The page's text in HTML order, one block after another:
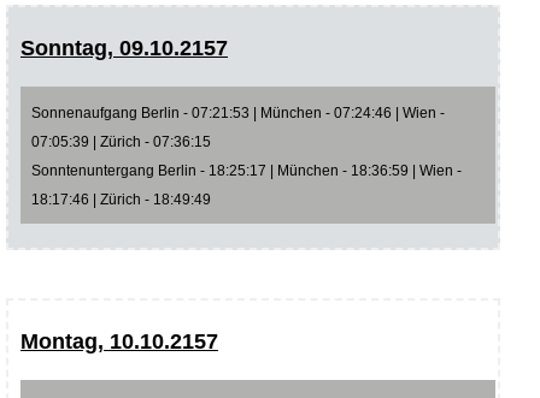
Sonntag, 09.10.2157
Sonnenaufgang Berlin - 07:21:53 | München - 07:24:46 | Wien -
07:05:39 | Zürich - 07:36:15
Sonntenuntergang Berlin - 18:25:17 | München - 18:36:59 | Wien -
18:17:46 | Zürich - 18:49:49
Montag, 10.10.2157